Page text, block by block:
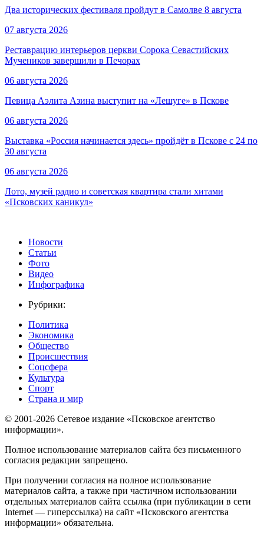
Два исторических фестиваля пройдут в Самолве 8 августа
07 августа 2026
Реставрацию интерьеров церкви Сорока Севастийских
Мучеников завершили в Печорах
06 августа 2026
Певица Аэлита Азина выступит на «Лешуге» в Пскове
06 августа 2026
Выставка «Россия начинается здесь» пройдёт в Пскове с 24 по
30 августа
06 августа 2026
Лото, музей радио и советская квартира стали хитами
«Псковских каникул»
Новости
Статьи
Фото
Видео
Инфографика
Рубрики:
Политика
Экономика
Общество
Происшествия
Соцсфера
Культура
Спорт
Страна и мир
© 2001-2026 Сетевое издание «Псковское агентство
информации».
Полное использование материалов сайта без письменного
согласия редакции запрещено.
При получении согласия на полное использование
материалов сайта, а также при частичном использовании
отдельных материалов сайта ссылка (при публикации в сети
Internet — гиперссылка) на сайт «Псковского агентства
информации» обязательна.